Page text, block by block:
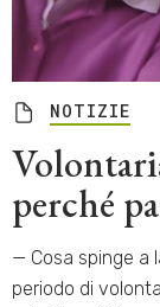
NOTIZIE
perché
— Cosa spinge a
periodo di